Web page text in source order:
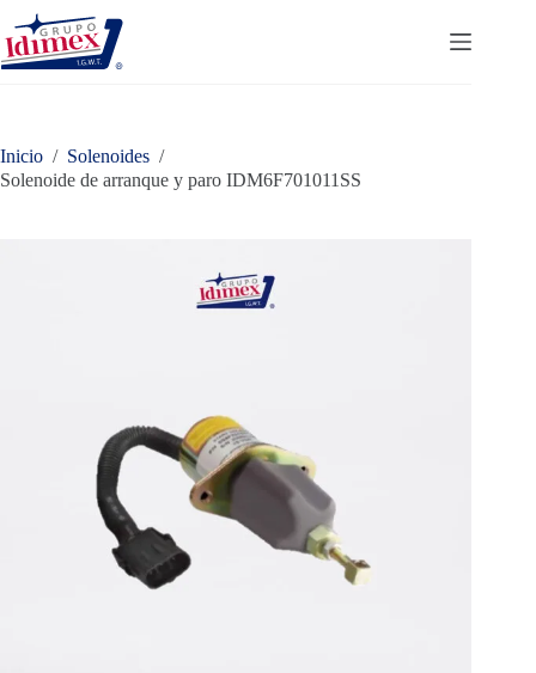
Saltar
contenido
Inicio / Solenoides /
Solenoide de arranque y paro IDM6F701011SS